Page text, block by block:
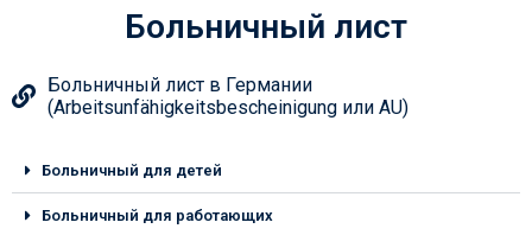
Больничный лист
Больничный лист в Германии
(Arbeitsunfähigkeitsbescheinigung или AU)
Больничный для детей​
Больничный для работающих